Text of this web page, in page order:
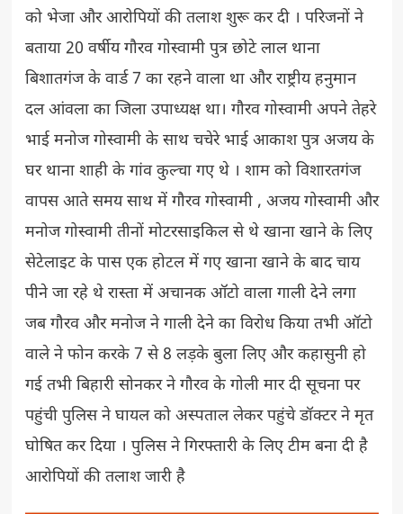
को भेजा और आरोपियों की तलाश शुरू कर दी । परिजनों ने
बताया 20 वर्षीय गौरव गोस्वामी पुत्र छोटे लाल थाना
बिशातगंज के वार्ड 7 का रहने वाला था और राष्ट्रीय हनुमान
दल आंवला का जिला उपाध्यक्ष था। गौरव गोस्वामी अपने तेहरे
भाई मनोज गोस्वामी के साथ चचेरे भाई आकाश पुत्र अजय के
घर थाना शाही के गांव कुल्चा गए थे । शाम को विशारतगंज
वापस आते समय साथ में गौरव गोस्वामी , अजय गोस्वामी और
मनोज गोस्वामी तीनों मोटरसाइकिल से थे खाना खाने के लिए
सेटेलाइट के पास एक होटल में गए खाना खाने के बाद चाय
पीने जा रहे थे रास्ता में अचानक ऑटो वाला गाली देने लगा
जब गौरव और मनोज ने गाली देने का विरोध किया तभी ऑटो
वाले ने फोन करके 7 से 8 लड़के बुला लिए और कहासुनी हो
गई तभी बिहारी सोनकर ने गौरव के गोली मार दी सूचना पर
पहुंची पुलिस ने घायल को अस्पताल लेकर पहुंचे डॉक्टर ने मृत
घोषित कर दिया । पुलिस ने गिरफ्तारी के लिए टीम बना दी है
आरोपियों की तलाश जारी है